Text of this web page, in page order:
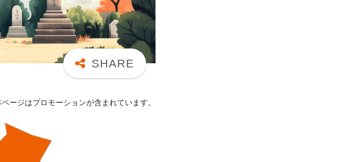
ページはプロモーションが含まれています。